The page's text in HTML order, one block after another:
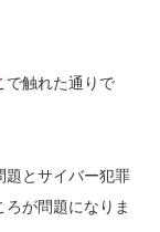
で触れた通りで
題とサイバー犯罪
が問題になりま